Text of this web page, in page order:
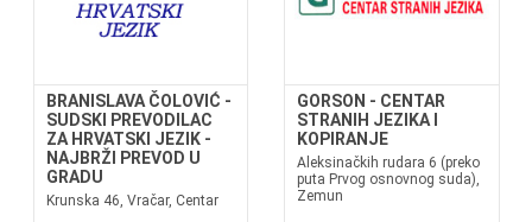
BRANISLAVA ČOLOVIĆ -
SUDSKI PREVODILAC
ZA HRVATSKI JEZIK -
NAJBRŽI PREVOD U
GRADU
Krunska 46, Vračar, Centar
GORSON - CENTAR
STRANIH JEZIKA I
KOPIRANJE
Aleksinačkih rudara 6 (preko
puta Prvog osnovnog suda),
Zemun